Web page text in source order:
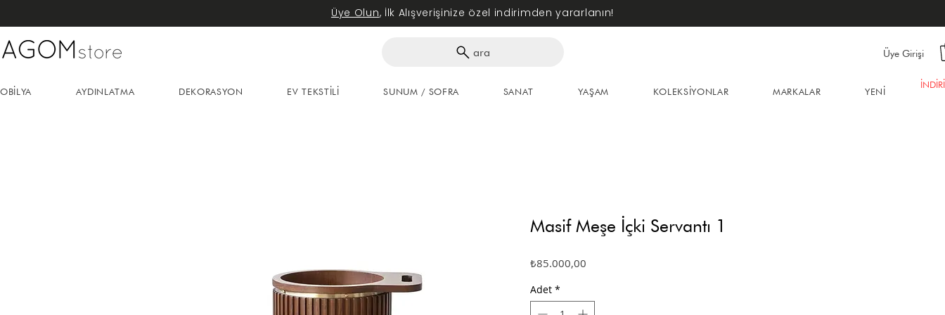
Üye Olun, İlk Alışverişinize özel indirimden yararlanın!
Üye Girişi
ara
Masif Meşe İçki Servantı 1
₺85.000,00Fiyat
Adet *
AYDINLATMA DEKORASYON EV TEKSTİLİ SUNUM / SOFRA SANAT YAŞAM KOLEKSİYONLAR MARKALAR YENİ